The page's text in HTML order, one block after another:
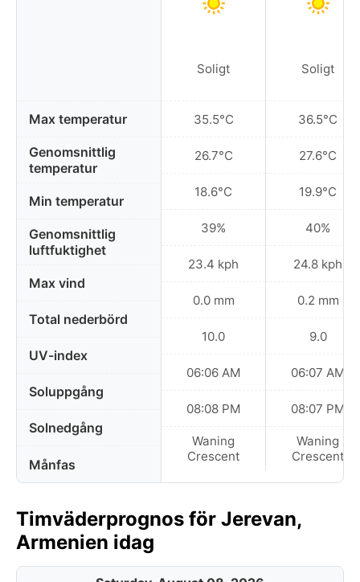
Max temperatur
Genomsnittlig
temperatur
Min temperatur
Genomsnittlig
luftfuktighet
Max vind
Total nederbörd
UV-index
Soluppgång
Solnedgång
Månfas
Soligt
35.5°C
26.7°C
18.6°C
39%
23.4 kph
0.0 mm
10.0
06:06 AM
08:08 PM
Waning
Crescent
Soligt
36.5°C
27.6°C
19.9°C
40%
24.8 kph
0.2 mm
9.0
06:07 AM
08:07 PM
Waning
Crescent
Timväderprognos för Jerevan,
Armenien idag